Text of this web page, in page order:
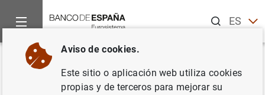
ESEN
Inicio Novedades
Volver
Coste de las pruebas de
Aviso de cookies.
Este sitio o aplicación web utiliza cookies
propias y de terceros para mejorar su